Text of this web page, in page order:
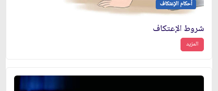
أحكام الإعتكاف
شروط الإعتكاف
المزيد